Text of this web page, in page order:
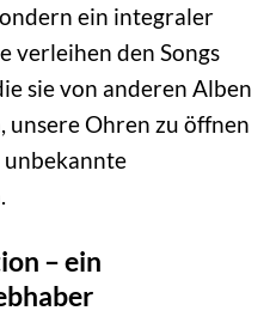
ein integraler
verleihen den Songs
sie von anderen Alben
unsere Ohren zu öffnen
unbekannte
– ein